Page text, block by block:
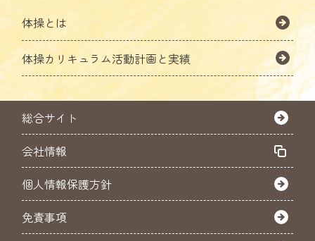
体操とは
体操カリキュラム活動計画と実績
総合サイト
会社情報
個人情報保護方針
免責事項